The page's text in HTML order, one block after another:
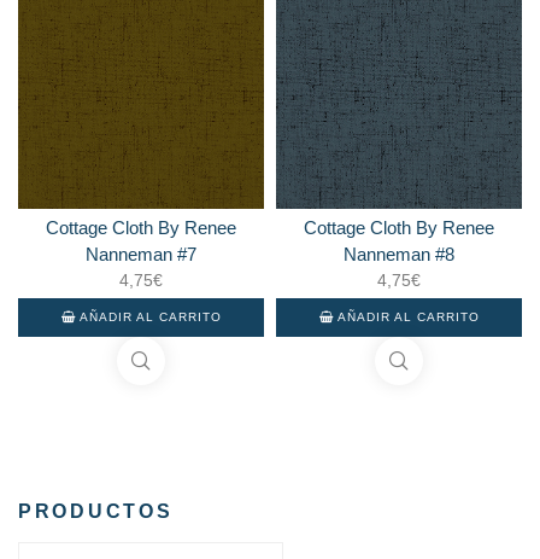
Cottage Cloth By Renee
Nanneman #7
4,75€
AÑADIR AL CARRITO
Cottage Cloth By Renee
Nanneman #8
4,75€
AÑADIR AL CARRITO
PRODUCTOS